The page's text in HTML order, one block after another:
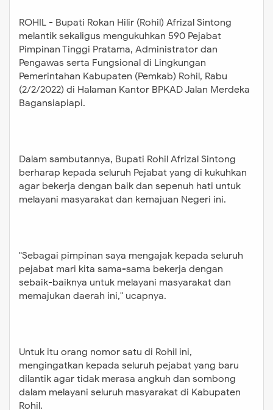
BPKAD Jalan Merdeka
Bagansiapiapi. Dalam sambutannya,
Bupati Rohil Afrizal Sintong
berharap kepada seluruh Pejabat
yang di kukuhkan agar bekerja
dengan baik dan sepenuh hati untuk
mari kita sama-sama bekerja
dengan sebaik-baiknya untuk
melayani masyarakat dan
memajukan daerah ini," ucapnya.
pejabat yang baru dilantik agar
tidak merasa angkuh dan sombong
dalam melayani seluruh masyarakat
di Kabupaten Rohil. Selain itu
bertanggung jawab dengan jabatan
yang telah amanahkan dan selaku
Kepala Daerah dirinya sangat butuh
dukungan dari semua pihak, sebab
ROHIL - Bupati Rokan Hilir (Rohil) Afrizal Sintong
melantik sekaligus mengukuhkan 590 Pejabat
Pimpinan Tinggi Pratama, Administrator dan
Pengawas serta Fungsional di Lingkungan
Pemerintahan Kabupaten (Pemkab) Rohil, Rabu
(2/2/2022) di Halaman Kantor BPKAD Jalan Merdeka
Bagansiapiapi.
Dalam sambutannya, Bupati Rohil Afrizal Sintong
berharap kepada seluruh Pejabat yang di kukuhkan
agar bekerja dengan baik dan sepenuh hati untuk
melayani masyarakat dan kemajuan Negeri ini.
"Sebagai pimpinan saya mengajak kepada seluruh
pejabat mari kita sama-sama bekerja dengan
sebaik-baiknya untuk melayani masyarakat dan
memajukan daerah ini," ucapnya.
Untuk itu orang nomor satu di Rohil ini,
mengingatkan kepada seluruh pejabat yang baru
dilantik agar tidak merasa angkuh dan sombong
dalam melayani seluruh masyarakat di Kabupaten
Rohil.